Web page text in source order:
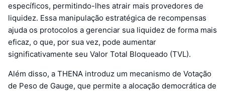
específicos, permitindo-lhes atrair mais provedores de
liquidez. Essa manipulação estratégica de recompensas
ajuda os protocolos a gerenciar sua liquidez de forma mais
eficaz, o que, por sua vez, pode aumentar
significativamente seu Valor Total Bloqueado (TVL).
Além disso, a THENA introduz um mecanismo de Votação
de Peso de Gauge, que permite a alocação democrática de